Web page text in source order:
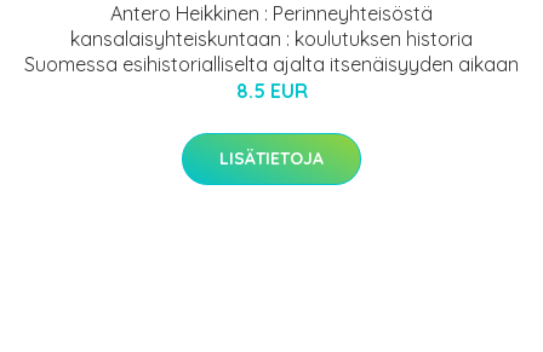
Antero Heikkinen : Perinneyhteisöstä
kansalaisyhteiskuntaan : koulutuksen historia
Suomessa esihistorialliselta ajalta itsenäisyyden aikaan
8.5 EUR
LISÄTIETOJA